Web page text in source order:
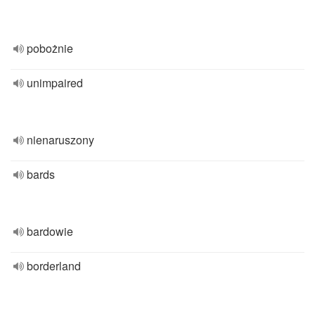
pobożnie
unimpaired
nienaruszony
bards
bardowie
borderland